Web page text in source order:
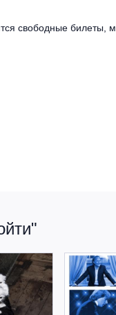
свободные билеты,